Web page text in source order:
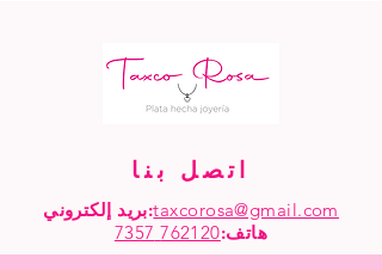
اتصل بنا
بريد إلكتروني:taxcorosa@gmail.com
هاتف:
762120 7357